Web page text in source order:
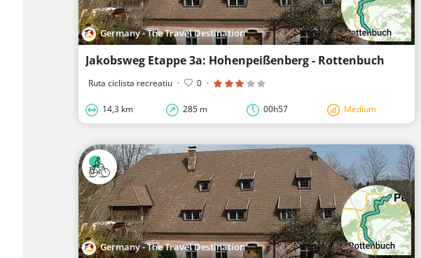
Germany - The Travel Destination
Jakobsweg Etappe 3a: Hohenpeißenberg - Rottenbuch
Ruta ciclista recreatiu · 0 ·
14,3 km 285 m 00h57 Medium
Germany - The Travel Destination